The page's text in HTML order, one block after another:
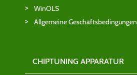
WinOLS
Allgemeine Geschäftsbedingungen
CHIPTUNING APPARATUR